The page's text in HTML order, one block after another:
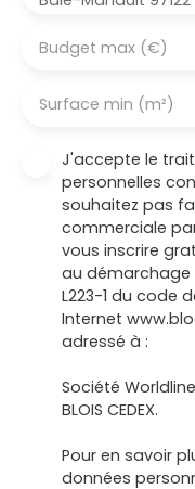
Budget max (€)
Surface min (m²)
J'accepte le
personnelles
souhaitez pas
commerciale
vous inscrire
au démarchage
L223-1 du code
Internet
adressé à :
Société Worldline,
BLOIS CEDEX.
Pour en savoir
données